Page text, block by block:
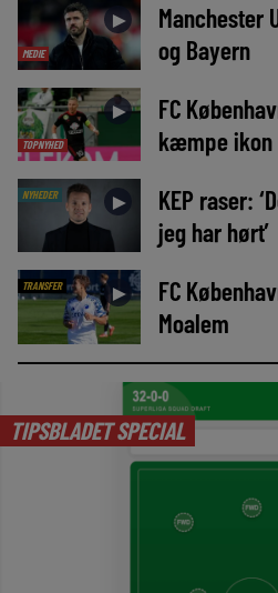
MEDIE
►
Manchester
og Bayern
TOPNYHED
►
FC
kæmpe ikon
NYHEDER ►
KEP raser:
jeg har hørt’
TRANSFER ►
FC
Moalem
TIPSBLADET SPECIAL